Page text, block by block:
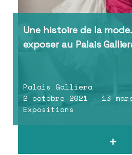
Une histoire de la
exposer au Palais
Palais Galliera
2 octobre 2021 – 13
Expositions